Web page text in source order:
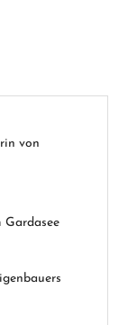
von
Gardasee